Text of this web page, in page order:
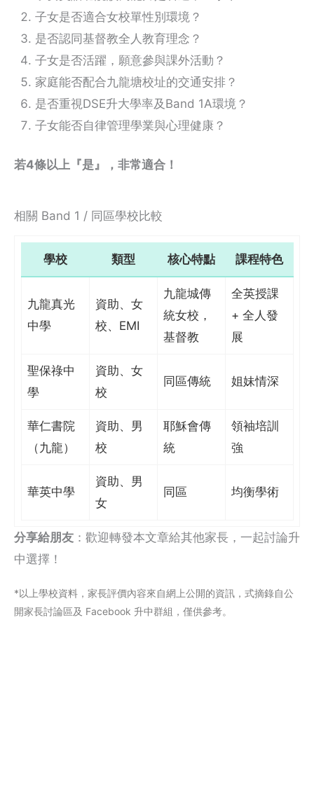
子女是否適合女校單性別環境？
是否認同基督教全人教育理念？
子女是否活躍，願意參與課外活動？
家庭能否配合九龍塘校址的交通安排？
是否重視DSE升大學率及Band 1A環境？
子女能否自律管理學業與心理健康？
若4條以上『是』，非常適合！
相關 Band 1 / 同區學校比較
學校 類型 核心特點 課程特色
九龍真光
中學
資助、女
校、EMI
九龍城傳
統女校，
基督教
全英授課
+ 全人發
展
聖保祿中
學
資助、女
校
同區傳統 姐妹情深
華仁書院
（九龍）
資助、男
校
耶穌會傳
統
領袖培訓
強
華英中學
資助、男
女
同區 均衡學術
分享給朋友 ：歡迎轉發本文章給其他家長，一起討論升
中選擇！
*以上學校資料，家長評價內容來自網上公閞的資訊，式摘錄自公
開家長討論區及 Facebook 升中群組，僅供參考。